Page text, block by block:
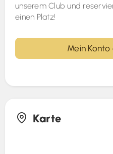
unserem Club und
einen Platz!
Mein
Karte